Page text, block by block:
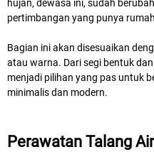
hujan, dewasa ini, sudah
pertimbangan yang punya
Bagian ini akan disesuaikan
atau warna. Dari segi bentuk
menjadi pilihan yang pas untuk
minimalis dan modern.
Perawatan Talang